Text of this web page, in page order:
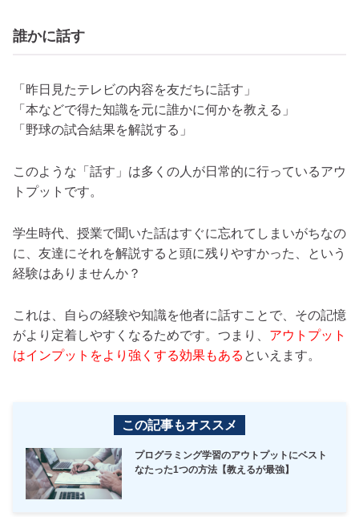
誰かに話す
「昨日見たテレビの内容を友だちに話す」
「本などで得た知識を元に誰かに何かを教える」
「野球の試合結果を解説する」
このような「話す」は多くの人が日常的に行っているアウ
トプットです。
学生時代、授業で聞いた話はすぐに忘れてしまいがちなの
に、友達にそれを解説すると頭に残りやすかった、という
経験はありませんか？
これは、自らの経験や知識を他者に話すことで、その記憶
がより定着しやすくなるためです。つまり、 アウトプット
はインプットをより強くする効果もある といえます。
この記事もオススメ
プログラミング学習のアウトプットにベスト
なたった1つの方法【教えるが最強】